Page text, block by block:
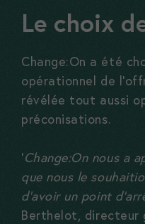
Le choix
Change:On a été
opérationnel de
révélée tout aussi
préconisations.
‘Change:On nous a
que nous le
d’avoir un point
Berthelot, directeur